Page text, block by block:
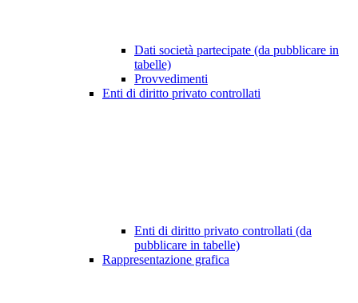
Dati società partecipate (da pubblicare in
tabelle)
Provvedimenti
Enti di diritto privato controllati
Enti di diritto privato controllati (da
pubblicare in tabelle)
Rappresentazione grafica